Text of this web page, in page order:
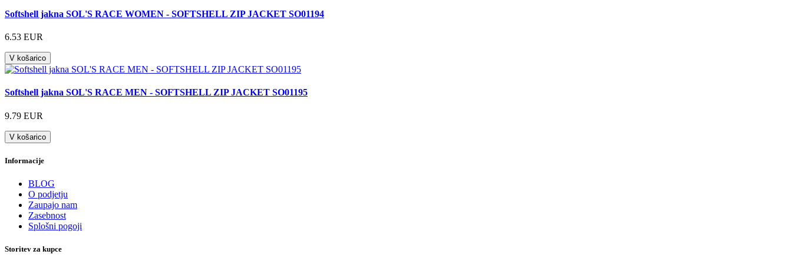
Softshell jakna SOL'S RACE WOMEN - SOFTSHELL ZIP JACKET SO01194
6.53 EUR
V košarico
Softshell jakna SOL'S RACE MEN - SOFTSHELL ZIP JACKET SO01195
9.79 EUR
V košarico
Informacije
BLOG
O podjetju
Zaupajo nam
Zasebnost
Splošni pogoji
Storitev za kupce